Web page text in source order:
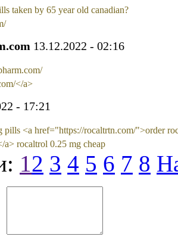
taken by 65 year old canadian?
13.12.2022 - 02:16
</a>
- 17:21
pills <a href="https://rocaltrtn.com/">order
a> rocaltrol 0.25 mg cheap
1 2 3 4 5 6 7 8